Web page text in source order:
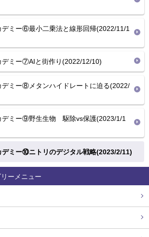
デミー⑥最小二乗法と線形回帰(2022/11/1
デミー⑦AIと街作り(2022/12/10)
デミー⑧メタンハイドレートに迫る(2022/
デミー⑨野生生物 駆除vs保護(2023/1/1
デミー⑩ニトリのデジタル戦略(2023/2/11)